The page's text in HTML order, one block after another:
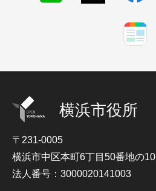
横浜市役所
〒231-0005
横浜市中区本町6丁目50番地の10
法人番号：3000020141003